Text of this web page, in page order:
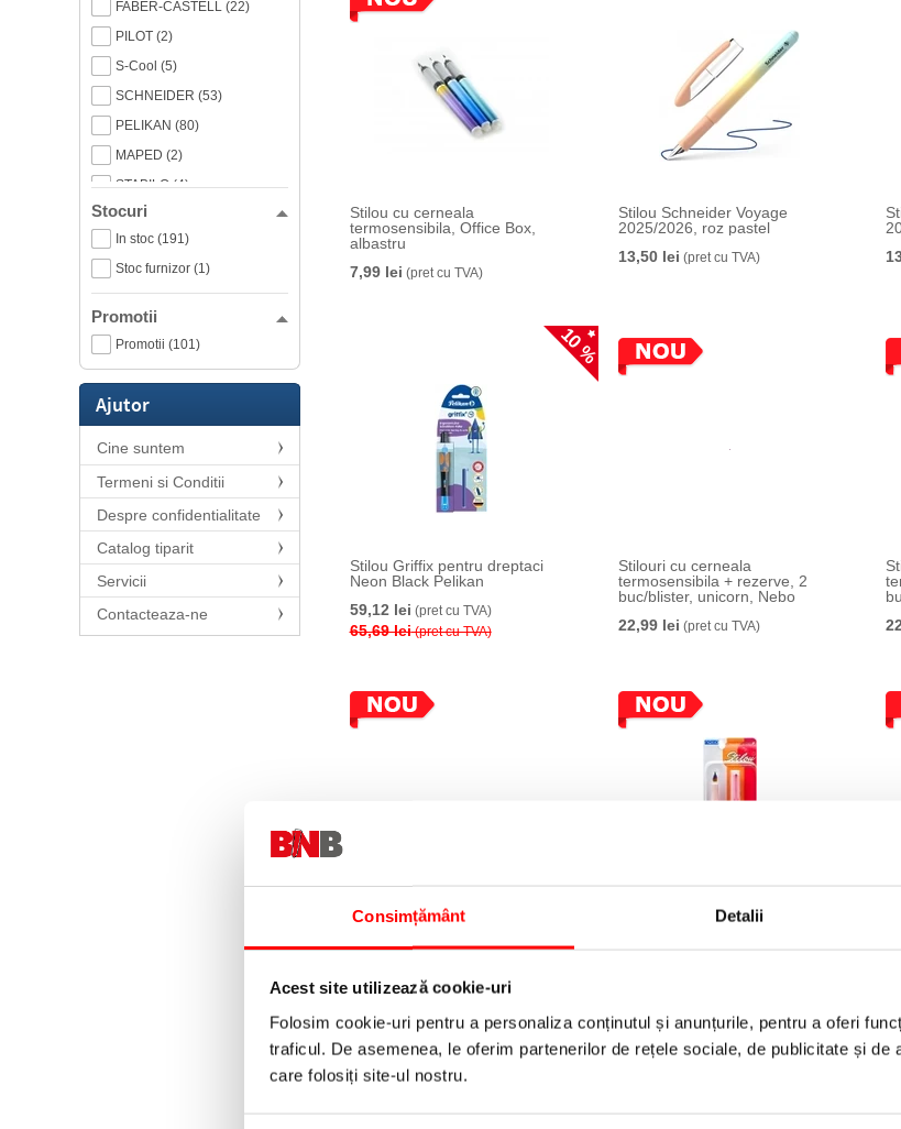
Consimțământ Detalii
Acest site utilizează cookie-uri
Folosim cookie-uri pentru a personaliza conținutul și anunțurile, pentru a oferi
traficul. De asemenea, le oferim partenerilor de rețele sociale, de publicitate și
care folosiți site-ul nostru.
FABER-CASTELL (22)
PILOT (2)
S-Cool (5)
SCHNEIDER (53)
PELIKAN (80)
MAPED (2)
STABILO (4)
Daco (4)
Ecada (3)
M&G (1)
Stocuri
In stoc (191)
Stoc furnizor (1)
Promotii
Promotii (101)
Ajutor
Cine suntem
Termeni si Conditii
Despre confidentialitate
Catalog tiparit
Servicii
Contacteaza-ne
Stilou cu cerneala
termosensibila, Office Box,
albastru
7,99 lei (pret cu TVA)
Stilou Schneider Voyage
2025/2026, roz pastel
13,50 lei (pret cu TVA)
10 %
Stilou Griffix pentru dreptaci
Neon Black Pelikan
59,12 lei (pret cu TVA)
65,69 lei(pret cu TVA)
Stilouri cu cerneala
termosensibila + rezerve, 2
buc/blister, unicorn, Nebo
22,99 lei (pret cu TVA)
Stilouri cu cerneala
buc/blister, albastru/verde,
22,99 lei (pret cu TVA)
Stilou cu cerneala
buc/blister, roz, Nebo
10 %